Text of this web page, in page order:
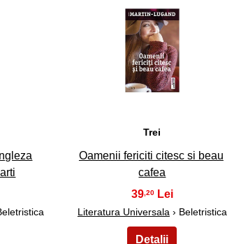
39
Trei
Oamenii fericiti citesc si beau
cafea
39,20
Literatura Universala › Beletristica